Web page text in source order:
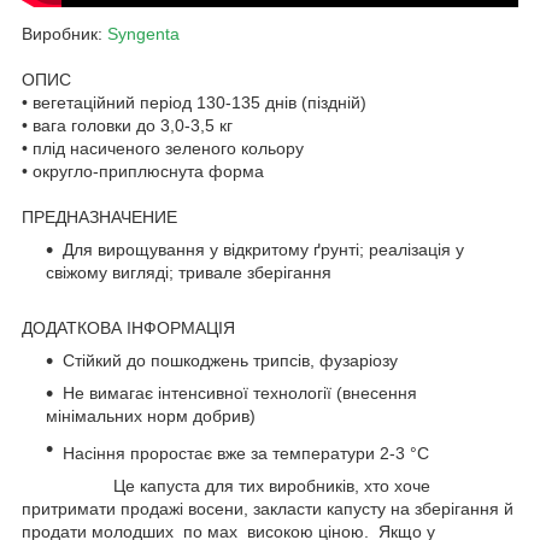
Виробник: Syngenta
ОПИС
• вегетаційний період 130-135 днів (піздній)
• вага головки до 3,0-3,5 кг
• плід насиченого зеленого кольору
• округло-приплюснута форма
ПРЕДНАЗНАЧЕНИЕ
Для вирощування у відкритому ґрунті; реалізація у
свіжому вигляді; тривале зберігання
ДОДАТКОВА ІНФОРМАЦІЯ
Стійкий до пошкоджень трипсів, фузаріозу
Не вимагає інтенсивної технології (внесення
мінімальних норм добрив)
Насіння проростає вже за температури 2-3 °C
Це капуста для тих виробників, хто хоче
притримати продажі восени, закласти капусту на зберігання й
продати молодших по мах високою ціною. Якщо у